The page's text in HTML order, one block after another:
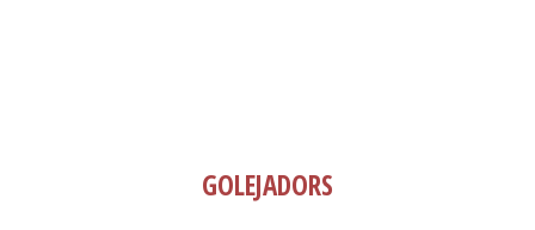
GOLEJADORS